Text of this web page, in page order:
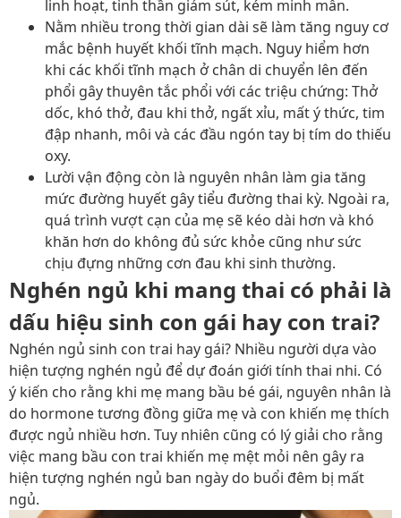
linh hoạt, tinh thần giảm sút, kém minh mẫn.
Nằm nhiều trong thời gian dài sẽ làm tăng nguy cơ
mắc bệnh huyết khối tĩnh mạch. Nguy hiểm hơn
khi các khối tĩnh mạch ở chân di chuyển lên đến
phổi gây thuyên tắc phổi với các triệu chứng: Thở
dốc, khó thở, đau khi thở, ngất xỉu, mất ý thức, tim
đập nhanh, môi và các đầu ngón tay bị tím do thiếu
oxy.
Lười vận động còn là nguyên nhân làm gia tăng
mức đường huyết gây tiểu đường thai kỳ. Ngoài ra,
quá trình vượt cạn của mẹ sẽ kéo dài hơn và khó
khăn hơn do không đủ sức khỏe cũng như sức
chịu đựng những cơn đau khi sinh thường.
Nghén ngủ khi mang thai có phải là
dấu hiệu sinh con gái hay con trai?
Nghén ngủ sinh con trai hay gái? Nhiều người dựa vào
hiện tượng nghén ngủ để dự đoán giới tính thai nhi. Có
ý kiến cho rằng khi mẹ mang bầu bé gái, nguyên nhân là
do hormone tương đồng giữa mẹ và con khiến mẹ thích
được ngủ nhiều hơn. Tuy nhiên cũng có lý giải cho rằng
việc mang bầu con trai khiến mẹ mệt mỏi nên gây ra
hiện tượng nghén ngủ ban ngày do buổi đêm bị mất
ngủ.